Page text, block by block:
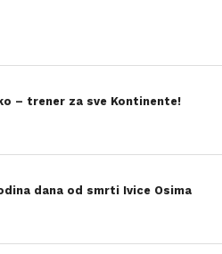
– trener za sve Kontinente!
dana od smrti Ivice Osima